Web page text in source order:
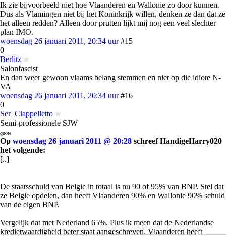
Ik zie bijvoorbeeld niet hoe Vlaanderen en Wallonie zo door kunnen.
Dus als Vlamingen niet bij het Koninkrijk willen, denken ze dan dat ze
het alleen redden? Alleen door prutten lijkt mij nog een veel slechter
plan IMO.
woensdag 26 januari 2011, 20:34 uur #15
0
Berlitz
Salonfascist
En dan weer gewoon vlaams belang stemmen en niet op die idiote N-
VA
woensdag 26 januari 2011, 20:34 uur #16
0
Ser_Ciappelletto
Semi-professionele SJW
quote:
Op woensdag 26 januari 2011 @ 20:28 schreef HandigeHarry020
het volgende:
[..]
De staatsschuld van Belgie in totaal is nu 90 of 95% van BNP. Stel dat
ze Belgie opdelen, dan heeft Vlaanderen 90% en Wallonie 90% schuld
van de eigen BNP.
Vergelijk dat met Nederland 65%. Plus ik meen dat de Nederlandse
kredietwaardigheid beter staat aangeschreven. Vlaanderen heeft